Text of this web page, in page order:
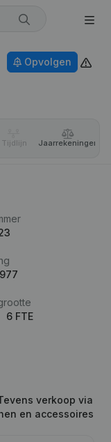
Opvolgen
Tijdlijn Jaar­rekeningen
6 FTE
verkoop via
en accessoires